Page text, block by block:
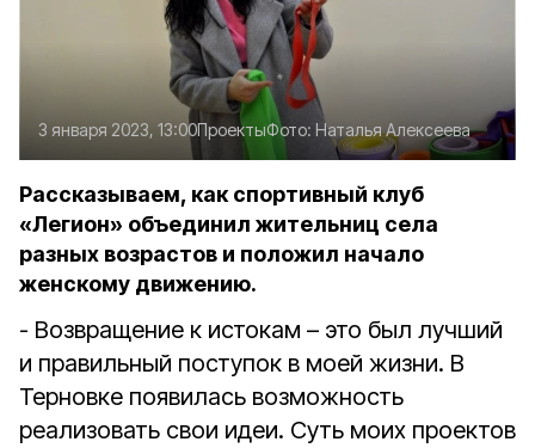
3 января 2023, 13:00ПроектыФото: Наталья Алексеева
Рассказываем, как спортивный клуб
«Легион» объединил жительниц села
разных возрастов и положил начало
женскому движению.
- Возвращение к истокам – это был лучший
и правильный поступок в моей жизни. В
Терновке появилась возможность
реализовать свои идеи. Суть моих проектов